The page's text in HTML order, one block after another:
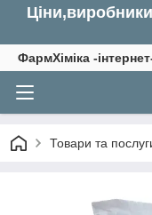
ФармХіміка -
Товари та